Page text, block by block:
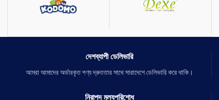
দেশব্যাপী ডেলিভারি
আমরা আমাদের অর্ডারকৃত পণ্য দ্রুততার সাথে সারাদেশে ডেলিভারি করে থাকি।
নিরাপদ মূল্যপরিশোধ